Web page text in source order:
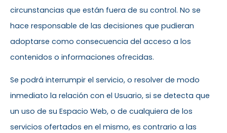
circunstancias que están fuera de su control. No se
hace responsable de las decisiones que pudieran
adoptarse como consecuencia del acceso a los
contenidos o informaciones ofrecidas.
Se podrá interrumpir el servicio, o resolver de modo
inmediato la relación con el Usuario, si se detecta que
un uso de su Espacio Web, o de cualquiera de los
servicios ofertados en el mismo, es contrario a las